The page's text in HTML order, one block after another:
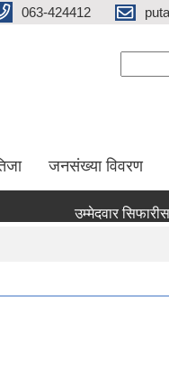
063-424412
जनसंख्या विवरण
उम्मेदवार